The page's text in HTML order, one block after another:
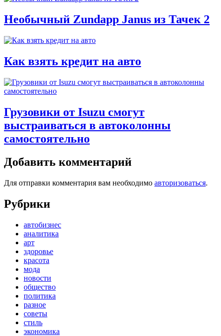
Необычный Zundapp Janus из Тачек 2
Как взять кредит на авто
Грузовики от Isuzu смогут
выстраиваться в автоколонны
самостоятельно
Добавить комментарий
Для отправки комментария вам необходимо авторизоваться.
Рубрики
автобизнес
аналитика
арт
здоровье
красота
мода
новости
общество
политика
разное
советы
стиль
экономика